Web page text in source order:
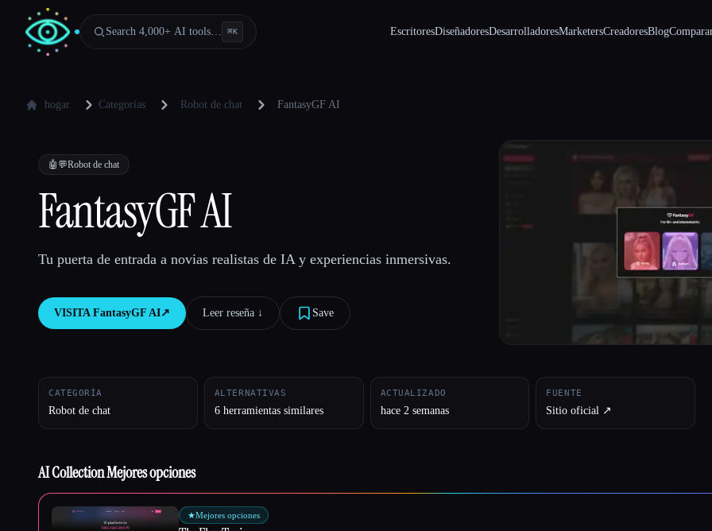
Search 4,000+ AI tools… ⌘K EscritoresDiseñadoresDesarrolladoresMarketersCreadoresBlog
hogar Categorías Robot de chat FantasyGF AI
🤖💬Robot de chat
FantasyGF AI
Tu puerta de entrada a novias realistas de IA y experiencias inmersivas.
VISITA FantasyGF AI↗︎ Leer reseña ↓︎ Save
CATEGORÍA
Robot de chat
ALTERNATIVAS
6 herramientas similares
ACTUALIZADO
hace 2 semanas
FUENTE
Sitio oficial ↗︎
AI Collection Mejores opciones
★Mejores opciones